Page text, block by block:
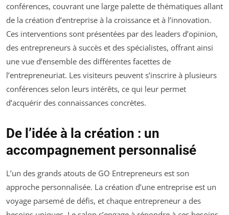
conférences, couvrant une large palette de thématiques allant
de la création d’entreprise à la croissance et à l’innovation.
Ces interventions sont présentées par des leaders d’opinion,
des entrepreneurs à succès et des spécialistes, offrant ainsi
une vue d’ensemble des différentes facettes de
l’entrepreneuriat. Les visiteurs peuvent s’inscrire à plusieurs
conférences selon leurs intérêts, ce qui leur permet
d’acquérir des connaissances concrètes.
De l’idée à la création : un
accompagnement personnalisé
L’un des grands atouts de GO Entrepreneurs est son
approche personnalisée. La création d’une entreprise est un
voyage parsemé de défis, et chaque entrepreneur a des